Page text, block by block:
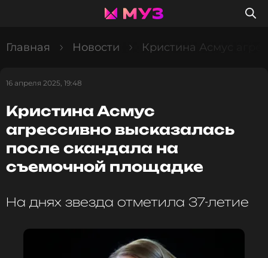
Главная Новости Кристина Асмус
16 апреля 2025, 19:48
Кристина Асмус
агрессивно высказалась
после скандала на
съемочной площадке
На днях звезда отметила 37-летие